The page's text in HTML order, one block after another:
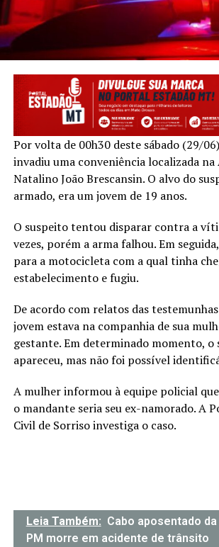
Por volta de 00h30 deste sábado (29/
invadiu uma conveniência localizada na
Natalino João Brescansin. O alvo do
armado, era um jovem de 19 anos.
O suspeito tentou disparar contra a
vezes, porém a arma falhou. Em
para a motocicleta com a qual tinha
estabelecimento e fugiu.
De acordo com relatos das
jovem estava na companhia de sua
gestante. Em determinado momento, o
apareceu, mas não foi possível
A mulher informou à equipe policial
o mandante seria seu ex-namorado. A
Civil de Sorriso investiga o caso.
Leia Também: Cabo aposentado da
PM morre em acidente de trânsito